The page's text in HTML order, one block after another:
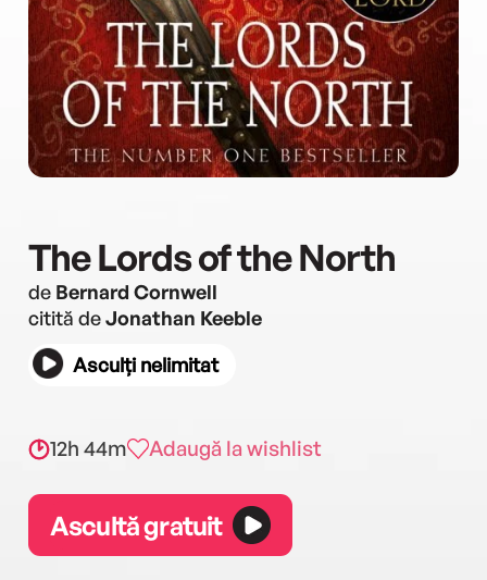
The Lords of the North
de Bernard Cornwell
citită deJonathan Keeble
Asculți nelimitat
12h 44m Adaugă la wishlist
Ascultă gratuit